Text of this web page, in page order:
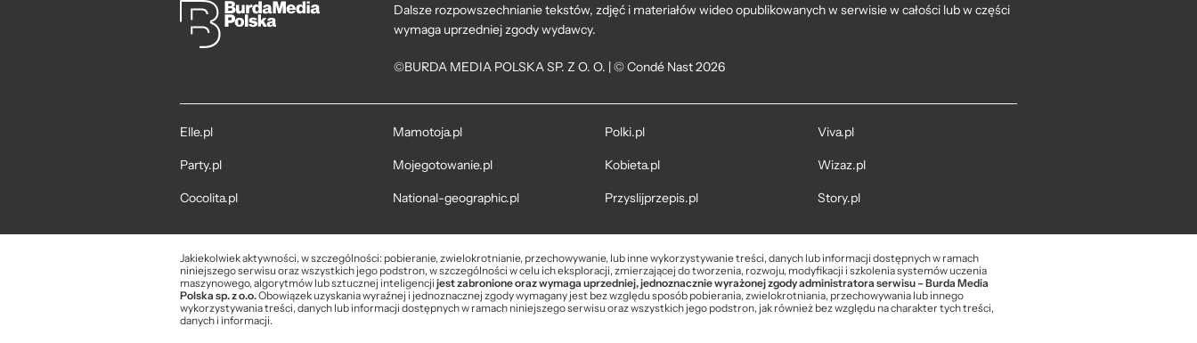
Dalsze rozpowszechnianie tekstów, zdjęć i materiałów wideo opublikowanych w serwisie w całości lub w części
wymaga uprzedniej zgody wydawcy.
©BURDA MEDIA POLSKA SP. Z O. O. | © Condé Nast 2026
Elle.pl
Party.pl
Cocolita.pl
Mamotoja.pl
Mojegotowanie.pl
National-geographic.pl
Polki.pl
Kobieta.pl
Przyslijprzepis.pl
Viva.pl
Wizaz.pl
Story.pl
Jakiekolwiek aktywności, w szczególności: pobieranie, zwielokrotnianie, przechowywanie, lub inne wykorzystywanie treści, danych lub informacji dostępnych w ramach
niniejszego serwisu oraz wszystkich jego podstron, w szczególności w celu ich eksploracji, zmierzającej do tworzenia, rozwoju, modyfikacji i szkolenia systemów uczenia
maszynowego, algorytmów lub sztucznej inteligencjijest zabronione oraz wymaga uprzedniej, jednoznacznie wyrażonej zgody administratora serwisu – Burda Media
Polska sp. z o.o.Obowiązek uzyskania wyraźnej i jednoznacznej zgody wymagany jest bez względu sposób pobierania, zwielokrotniania, przechowywania lub innego
wykorzystywania treści, danych lub informacji dostępnych w ramach niniejszego serwisu oraz wszystkich jego podstron, jak również bez względu na charakter tych treści,
danych i informacji.